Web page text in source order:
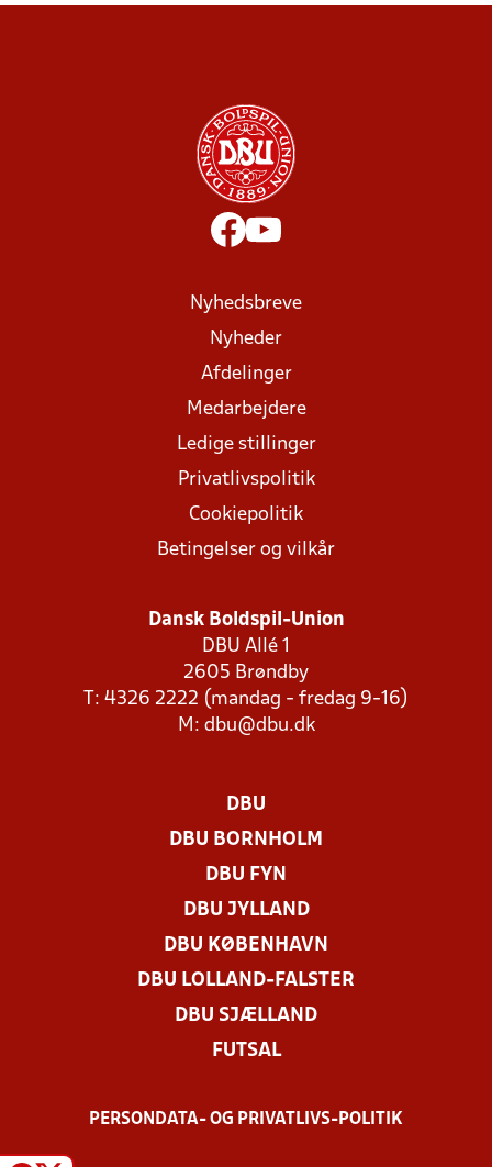
Nyhedsbreve
Nyheder
Afdelinger
Medarbejdere
Ledige stillinger
Privatlivspolitik
Cookiepolitik
Betingelser og vilkår
Dansk Boldspil-Union
DBU Allé 1
2605 Brøndby
T: 4326 2222 (mandag - fredag 9-16)
M: dbu@dbu.dk
DBU
DBU BORNHOLM
DBU FYN
DBU JYLLAND
DBU KØBENHAVN
DBU LOLLAND-FALSTER
DBU SJÆLLAND
FUTSAL
PERSONDATA- OG PRIVATLIVS-POLITIK